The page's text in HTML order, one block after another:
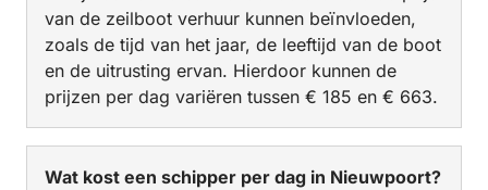
van de zeilboot verhuur kunnen beïnvloeden,
zoals de tijd van het jaar, de leeftijd van de boot
en de uitrusting ervan. Hierdoor kunnen de
prijzen per dag variëren tussen € 185 en € 663.
Wat kost een schipper per dag in Nieuwpoort?